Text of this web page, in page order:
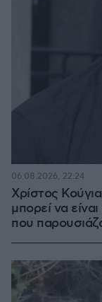
Χρίστος
μπορεί να
που
06.08.2026, 22:24